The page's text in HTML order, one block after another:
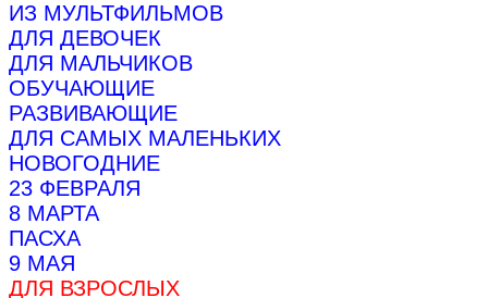
ИЗ МУЛЬТФИЛЬМОВ
ДЛЯ ДЕВОЧЕК
ДЛЯ МАЛЬЧИКОВ
ОБУЧАЮЩИЕ
РАЗВИВАЮЩИЕ
ДЛЯ САМЫХ МАЛЕНЬКИХ
НОВОГОДНИЕ
23 ФЕВРАЛЯ
8 МАРТА
ПАСХА
9 МАЯ
ДЛЯ ВЗРОСЛЫХ